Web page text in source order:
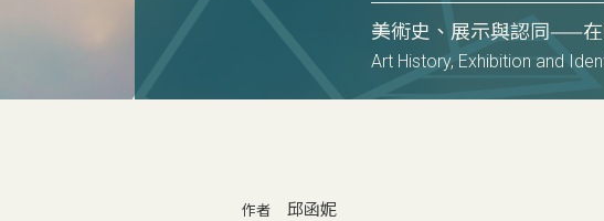
美術史、展示與認同——在
Art History, Exhibition and
作者 邱函妮